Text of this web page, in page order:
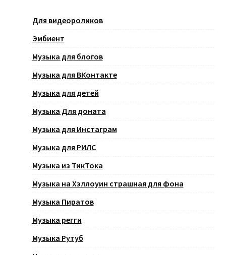
Для видеороликов
Эмбиент
Музыка для блогов
Музыка для ВКонтакте
Музыка для детей
Музыка Для доната
Музыка для Инстаграм
Музыка для РИЛС
Музыка из ТикТока
Музыка на Хэллоуин страшная для фона
Музыка Пиратов
Музыка регги
Музыка Рутуб